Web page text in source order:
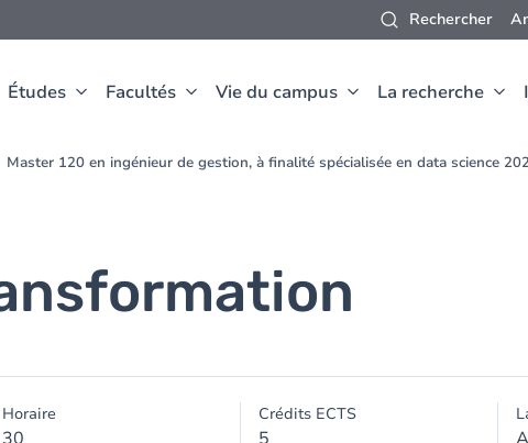
Rechercher
Études Facultés Vie du campus La recherche
Master 120 en ingénieur de gestion, à finalité spécialisée en data science
Horaire Crédits ECTS